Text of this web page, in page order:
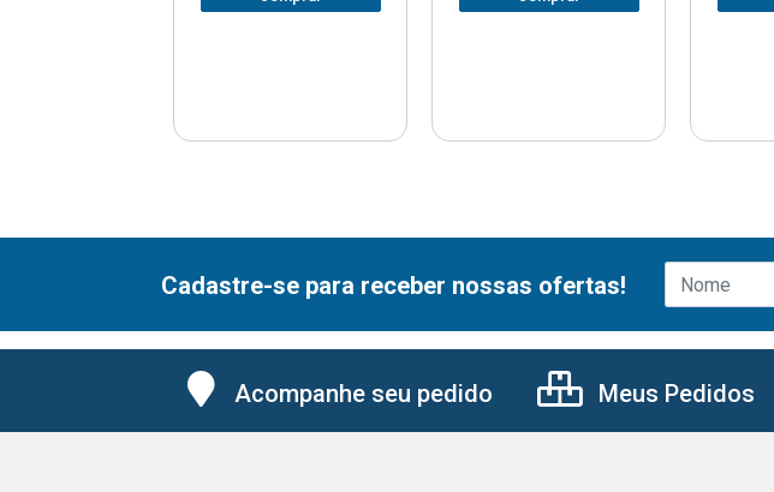
Cadastre-se para receber nossas ofertas!
Acompanhe seu pedido Meus Pedidos